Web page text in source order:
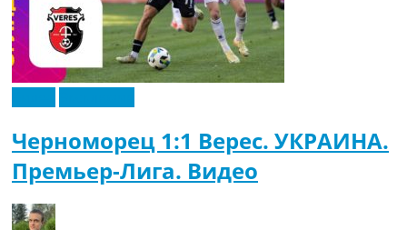
Черноморец 1:1 Верес. УКРАИНА.
Премьер-Лига. Видео